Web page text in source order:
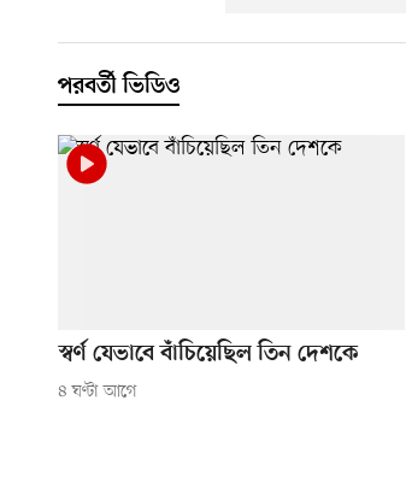
পরবর্তী ভিডিও
স্বর্ণ যেভাবে বাঁচিয়েছিল তিন দেশকে
৪ ঘণ্টা আগে